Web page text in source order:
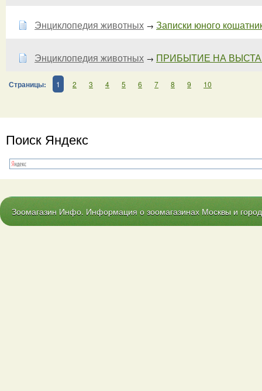
Энциклопедия животных → Записки юного
Энциклопедия животных → ПРИБЫТИЕ НА
Страницы: 1 2 3 4 5 6 7 8 9 10
Поиск Яндекс
Зоомагазин Инфо. Информация о зоомагазинах Москвы и